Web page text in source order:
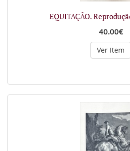
EQUITAÇÃO.
40.00€
Ver Item